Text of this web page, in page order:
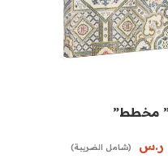
ر.س (شامل الضريبة)